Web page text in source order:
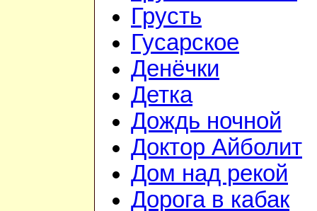
Грусть
Гусарское
Денёчки
Детка
Дождь ночной
Доктор Айболит
Дом над рекой
Дорога в кабак